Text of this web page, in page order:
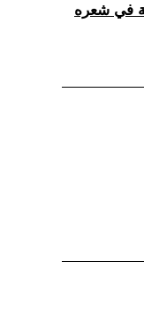
في شعره